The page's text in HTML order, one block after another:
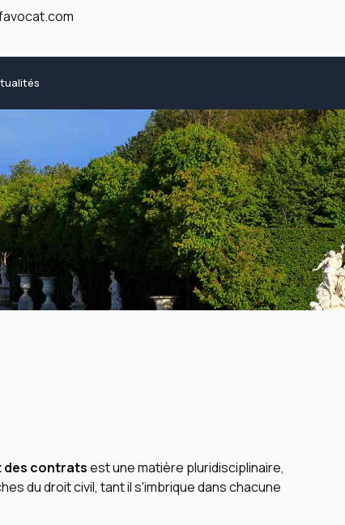
des contratsest une matière pluridisciplinaire,
du droit civil, tant il s'imbrique dans chacune